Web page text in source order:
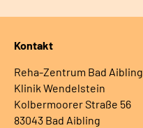
Kontakt
Reha-Zentrum Bad Aibling
Klinik Wendelstein
Kolbermoorer Straße 56
83043 Bad Aibling